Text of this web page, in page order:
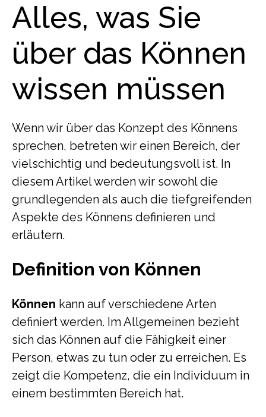
Alles, was Sie
über das Können
wissen müssen
Wenn wir über das Konzept des Könnens
sprechen, betreten wir einen Bereich, der
vielschichtig und bedeutungsvoll ist. In
diesem Artikel werden wir sowohl die
grundlegenden als auch die tiefgreifenden
Aspekte des Könnens definieren und
erläutern.
Definition von Können
Können kann auf verschiedene Arten
definiert werden. Im Allgemeinen bezieht
sich das Können auf die Fähigkeit einer
Person, etwas zu tun oder zu erreichen. Es
zeigt die Kompetenz, die ein Individuum in
einem bestimmten Bereich hat.